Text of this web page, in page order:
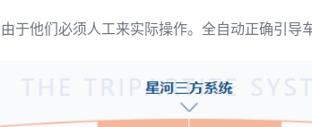
于他们必须人工来实际操作。全自动正确引导